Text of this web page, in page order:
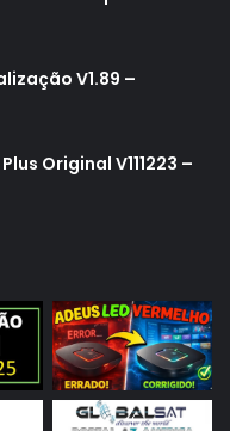
V1.89 –
Original V111223 –